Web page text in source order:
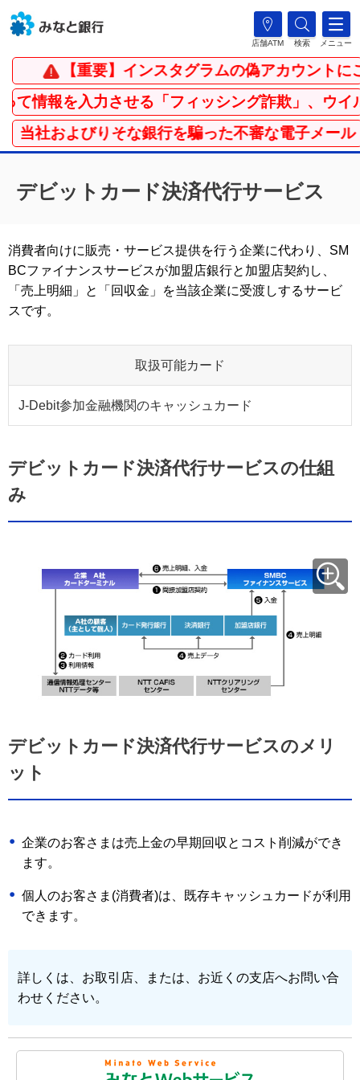
店舗ATM 検索 メニュー
【重要】インスタグラムの偽アカウントにご
情報を入力させる「フィッシング詐欺」、ウイル
社およびりそな銀行を騙った不審な電子メール・
デビットカード決済代行サービス
消費者向けに販売・サービス提供を行う企業に代わり、SM
BCファイナンスサービスが加盟店銀行と加盟店契約し、
「売上明細」と「回収金」を当該企業に受渡しするサービ
スです。
取扱可能カード
J-Debit参加金融機関のキャッシュカード
デビットカード決済代行サービスの仕組
み
デビットカード決済代行サービスのメリ
ット
企業のお客さまは売上金の早期回収とコスト削減ができ
ます。
個人のお客さま(消費者)は、既存キャッシュカードが利用
できます。
詳しくは、お取引店、または、お近くの支店へお問い合
わせください。